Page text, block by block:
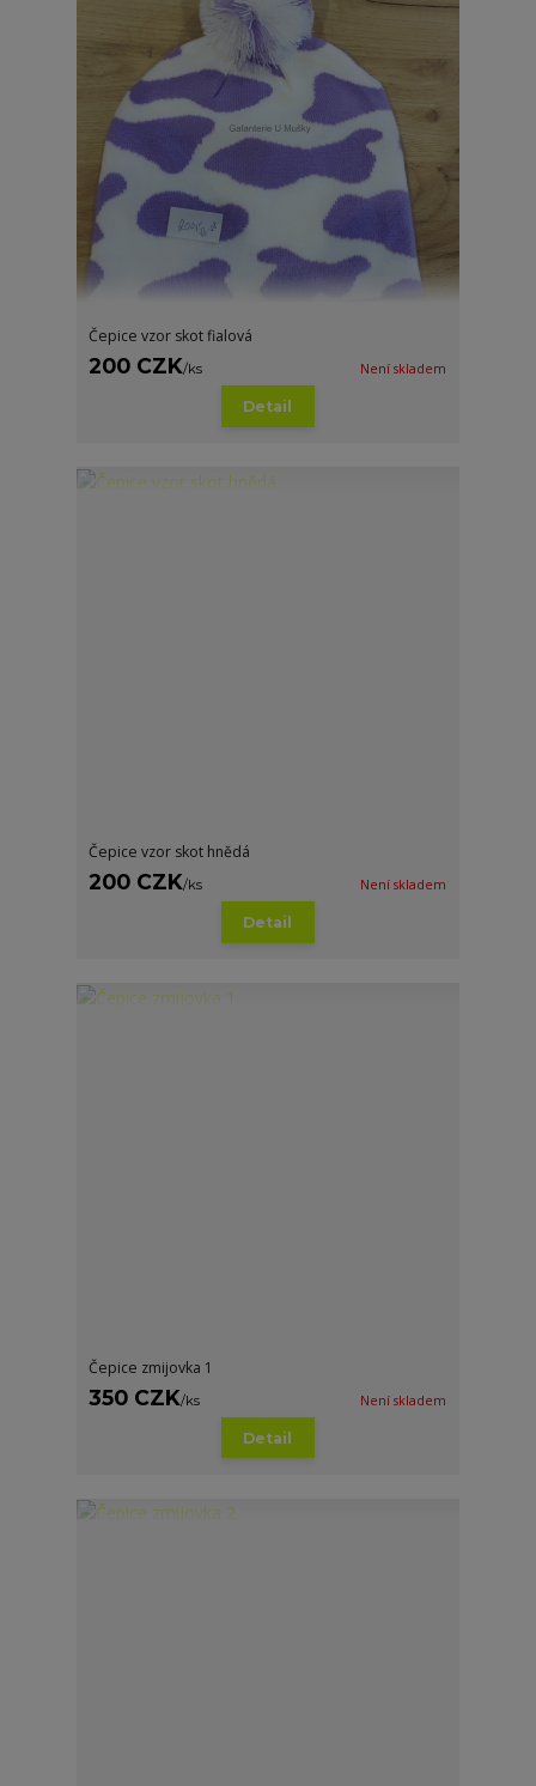
Čepice vzor skot fialová
200 CZK/ks Není skladem
Detail
Čepice vzor skot hnědá
200 CZK/ks Není skladem
Detail
Čepice zmijovka 1
350 CZK/ks Není skladem
Detail